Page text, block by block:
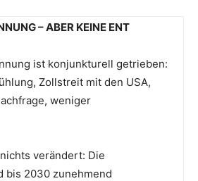
– ABER KEINE ENT
ist konjunkturell getrieben:
Zollstreit mit den USA,
weniger
verändert: Die
bis 2030 zunehmend